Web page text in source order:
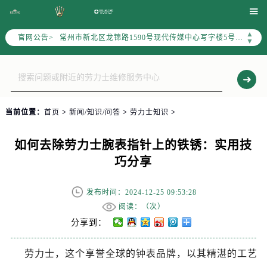

官网公告>
▲
▼
常州市新北区龙锦路1590号现代传媒中心写字楼5号楼10层1008室（需提前预约）
徐州市鼓楼区淮海东路29号苏宁广场IFC国际金融中心写字楼35层3508室（需提前预约）
扬州市邗江区国展路29号星耀天地写字楼1号楼18层1803室（需提前预约）
盐城市盐都区世纪大道5号盐城金融城写字楼1号楼16层1604室（需提前预约）
杭州市上城区钱江路1366号华润大厦写字楼A座5层503-5室（需提前预约）
广州市天河区天河路230号万菱汇国际中心写字楼A塔7层704室（需提前预约）
广州市越秀区环市东路371-375号世界贸易中心大厦南塔写字楼15层07室（需提前预约）
当前位置： 首页 > 新闻/知识/问答 > 劳力士知识 >
如何去除劳力士腕表指针上的铁锈：实用技
巧分享
发布时间：2024-12-25 09:53:28
阅读：（次）
分享到：
劳力士，这个享誉全球的钟表品牌，以其精湛的工艺